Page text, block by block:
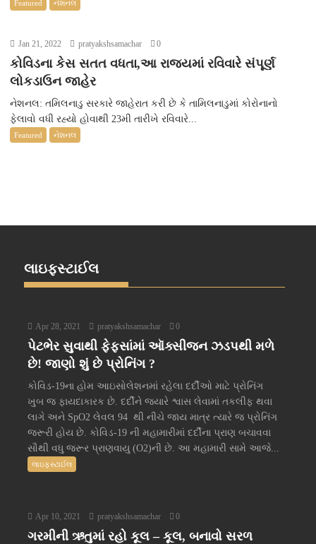
Featured નેશનલ
Jan 21, 2022 pratyakshsamachar 0
કોવિડના કેસ સતત વધતા,આ રાજ્યમાં રવિવારે સંપૂર્ણ
લોકડાઉન જાહેર
નેશનલ: તમિલનાડુ સરકારે જાહેરાત કરી છે કે તામિલનાડુમાં કોરોનાનો
ફેલાવો વધી રહ્યો હોવાથી 23મી તારીખે રવિવારે...
Featured નેશનલ
લાઇફસ્ટાઈલ
Apr 28, 2021 pratyakshsamachar 0
પેટભેર સુવાથી ફેફસાંમાં ઑક્સીજન ઝડપથી મળે
છે! જાણો શું છે પ્રોનિંગ ?
કોવિડ-19ના હોમ આઇસોલેશનમાં રહેલા દર્દીઓ માટે પ્રોનિંગ
ખુબ જ ફાયદાકારક છે. દર્દીને જ્યારે શ્વાસ લેવામાં તકલીફ થવા
લાગે અને SpO2 લેવલ 94 થી નીચે જાય માત્ર ત્યારે જ પ્રોનિંગ
જરૂરી હોય છે. કોવિડ-19 ની મહામારીમાં દર્દીના પ્રાણ બચાવવા
સૌથી વધુ જરૂર પ્રાણવાયુ (O2)ની છે. આ મહામારી સામે આજે...
લાઇફસ્ટાઈલ
Apr 10, 2021 pratyakshsamachar 0
ગરમીની ઋતુમાં રહો કૂલ – કૂલ, બનાવો સરળ